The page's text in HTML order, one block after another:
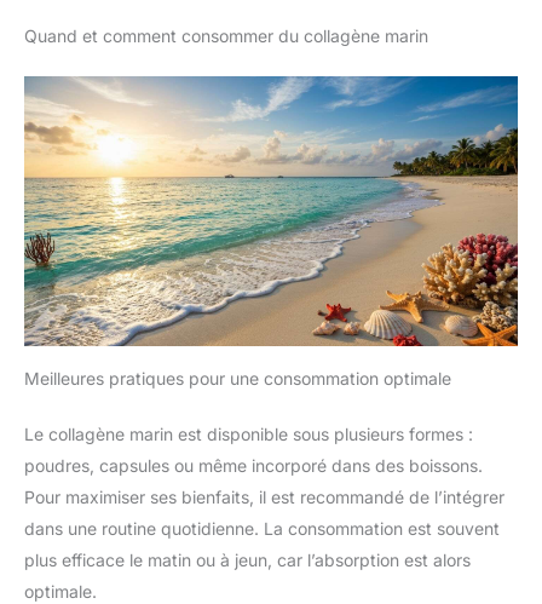
Quand et comment consommer du collagène marin
Meilleures pratiques pour une consommation optimale
Le collagène marin est disponible sous plusieurs formes :
poudres, capsules ou même incorporé dans des boissons.
Pour maximiser ses bienfaits, il est recommandé de l’intégrer
dans une routine quotidienne. La consommation est souvent
plus efficace le matin ou à jeun, car l’absorption est alors
optimale.